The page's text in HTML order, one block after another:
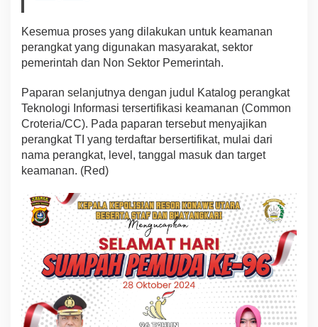
Kesemua proses yang dilakukan untuk keamanan
perangkat yang digunakan masyarakat, sektor
pemerintah dan Non Sektor Pemerintah.
Paparan selanjutnya dengan judul Katalog perangkat
Teknologi Informasi tersertifikasi keamanan (Common
Croteria/CC). Pada paparan tersebut menyajikan
perangkat TI yang terdaftar bersertifikat, mulai dari
nama perangkat, level, tanggal masuk dan target
keamanan. (Red)